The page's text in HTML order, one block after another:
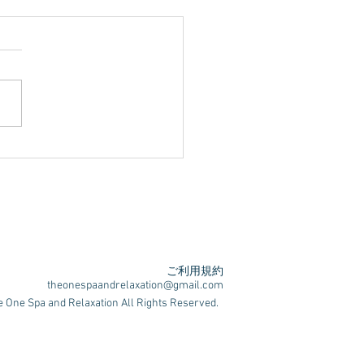
人の疲労回復に極上リ
ご利用規約
theonespaandrelaxation@gmail.com
One Spa and Relaxation All Rights Reserved.